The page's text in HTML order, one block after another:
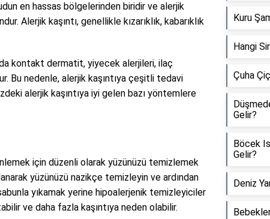
en hassas bölgelerinden biridir ve alerjik
Alerjik kaşıntı, genellikle kızarıklık, kabarıklık
kontakt dermatit, yiyecek alerjileri, ilaç
Bu nedenle, alerjik kaşıntıya çeşitli tedavi
alerjik kaşıntıya iyi gelen bazı yöntemlere
için düzenli olarak yüzünüzü temizlemek
yüzünüzü nazikçe temizleyin ve ardından
yıkamak yerine hipoalerjenik temizleyiciler
ve daha fazla kaşıntıya neden olabilir.
Kuru
Hangi
Çuha
Gelir?
Böcek
Gelir?
Deniz